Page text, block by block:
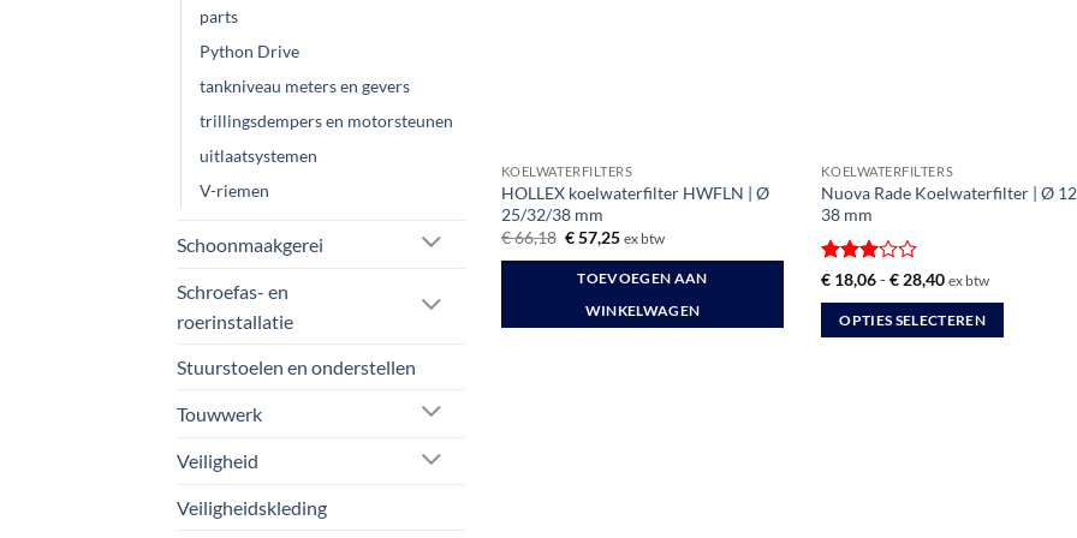
parts
Python Drive
tankniveau meters en gevers
trillingsdempers en motorsteunen
uitlaatsystemen
V-riemen
Schoonmaakgerei
Schroefas- en
roerinstallatie
Stuurstoelen en onderstellen
Touwwerk
Veiligheid
Veiligheidskleding
KOELWATERFILTERS
HOLLEX koelwaterfilter HWFLN | Ø
25/32/38 mm
€66,18 Oorspronkelijke
prijs
was:
€ 66,18.
€57,25Huidige
is:
€ 57,25.
ex btw
TOEVOEGEN AAN
WINKELWAGEN
KOELWATERFILTERS
Nuova Rade Koelwaterfilter | Ø
38 mm
Gewaardeerd
€ 18,06 - € 28,40Prijsklasse:
tot
€ 28,40
ex btw
OPTIES SELECTEREN